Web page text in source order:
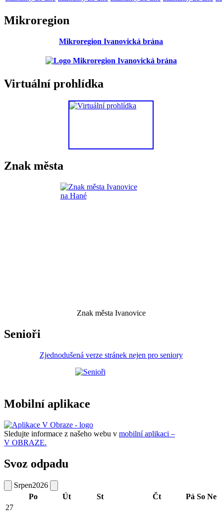
Mikroregion
Mikroregion Ivanovická brána
Virtuální prohlídka
Znak města
Znak města Ivanovice
Senioři
Zjednodušená verze stránek nejen pro seniory
Mobilní aplikace
Sledujte informace z našeho webu v mobilní aplikaci –
V OBRAZE.
Svoz odpadu
Srpen2026
Po
Út St Čt Pá So Ne
27